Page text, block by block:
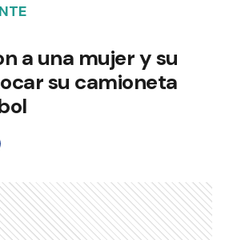
a una mujer y su
su camioneta